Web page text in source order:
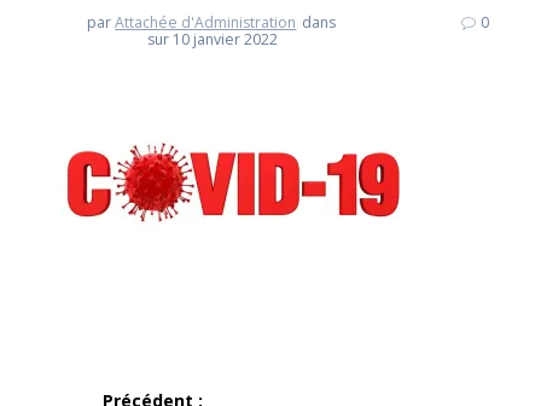
parAttachée d'Administration dans
sur 10 janvier 2022
0
Navigation
Précédent :